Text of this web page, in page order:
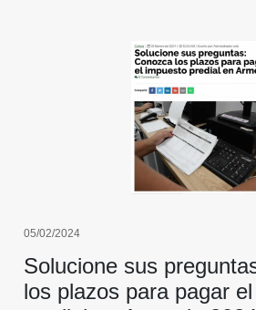
05/02/2024
Solucione sus
los plazos para pagar